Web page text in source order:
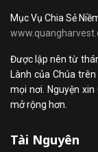
Mục Vụ Chia Sẻ
Được lập nên từ
Lành của Chúa
mọi nơi. Nguyện
mở rộng hơn.
Tài Nguyên